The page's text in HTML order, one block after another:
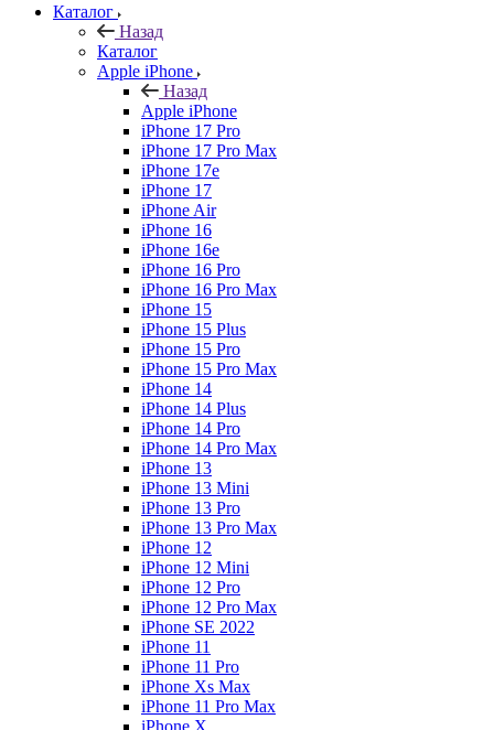
Каталог
Назад
Каталог
Apple iPhone
Назад
Apple iPhone
iPhone 17 Pro
iPhone 17 Pro Max
iPhone 17e
iPhone 17
iPhone Air
iPhone 16
iPhone 16e
iPhone 16 Pro
iPhone 16 Pro Max
iPhone 15
iPhone 15 Plus
iPhone 15 Pro
iPhone 15 Pro Max
iPhone 14
iPhone 14 Plus
iPhone 14 Pro
iPhone 14 Pro Max
iPhone 13
iPhone 13 Mini
iPhone 13 Pro
iPhone 13 Pro Max
iPhone 12
iPhone 12 Mini
iPhone 12 Pro
iPhone 12 Pro Max
iPhone SE 2022
iPhone 11
iPhone 11 Pro
iPhone Xs Max
iPhone 11 Pro Max
iPhone X